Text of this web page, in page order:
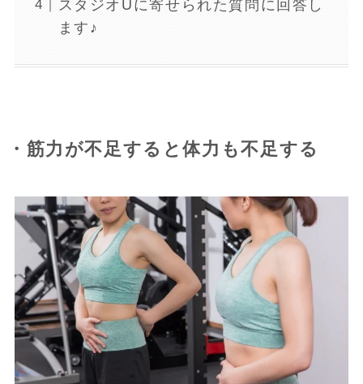
スタジオUに寄せられた質問に回答し
ます♪
・筋力が不足すると体力も不足する